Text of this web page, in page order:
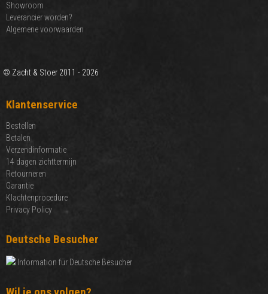
Showroom
Leverancier worden?
Algemene voorwaarden
© Zacht & Stoer 2011 - 2026
Klantenservice
Bestellen
Betalen
Verzendinformatie
14 dagen zichttermijn
Retourneren
Garantie
Klachtenprocedure
Privacy Policy
Deutsche Besucher
Information für Deutsche Besucher